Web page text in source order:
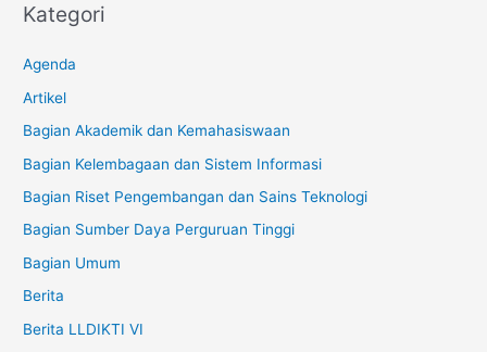
Kategori
Agenda
Artikel
Bagian Akademik dan Kemahasiswaan
Bagian Kelembagaan dan Sistem Informasi
Bagian Riset Pengembangan dan Sains Teknologi
Bagian Sumber Daya Perguruan Tinggi
Bagian Umum
Berita
Berita LLDIKTI VI